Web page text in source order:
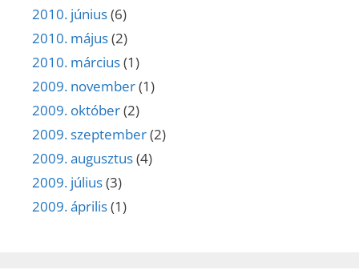
2010. június(6)
2010. május(2)
2010. március(1)
2009. november(1)
2009. október(2)
2009. szeptember(2)
2009. augusztus(4)
2009. július(3)
2009. április(1)